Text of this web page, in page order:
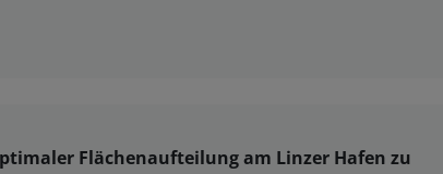
Flächenaufteilung am Linzer Hafen zu